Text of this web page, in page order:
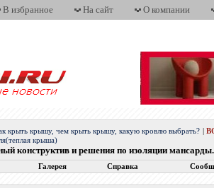
В избранное На сайт О компании
крыть крышу, чем крыть крышу, какую кровлю выбрать?
крыша)
конструктив и решения по изоляции мансарды.
Галерея Справка